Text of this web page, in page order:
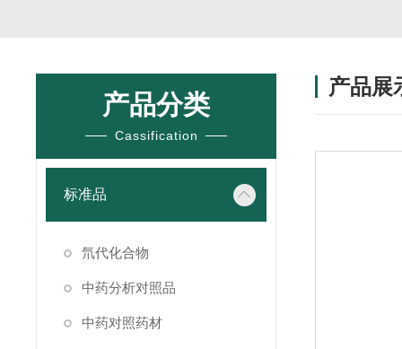
产品分类
Cassification
标准品
氘代化合物
中药分析对照品
中药对照药材
产品展